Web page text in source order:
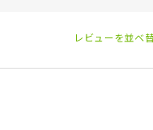
レビューを並べ